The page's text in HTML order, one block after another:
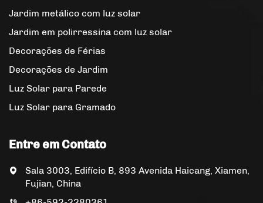
Jardim metálico com luz solar
Jardim em polirressina com luz solar
Decorações de Férias
Decorações de Jardim
Luz Solar para Parede
Luz Solar para Gramado
Entre em Contato
Sala 3003, Edifício B, 893 Avenida Haicang, Xiamen,
Fujian, China